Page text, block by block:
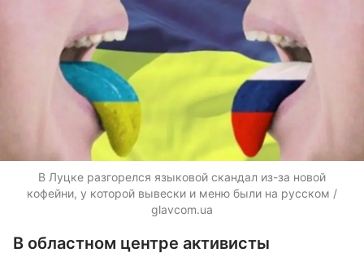
В Луцке разгорелся языковой скандал из-за новой
кофейни, у которой вывески и меню были на русском /
glavcom.ua
В областном центре активисты